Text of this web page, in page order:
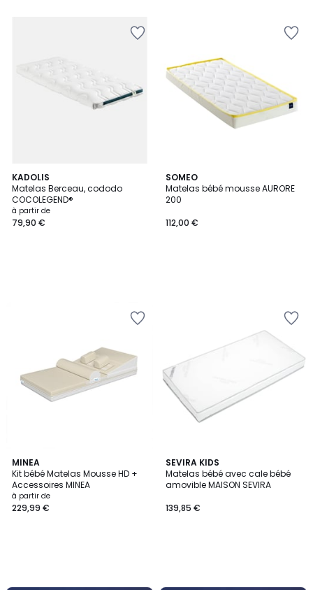
KADOLIS
Matelas Berceau, cododo
COCOLEGEND®
à partir de
79,90 €
SOMEO
Matelas bébé mousse AURORE
200
112,00 €
MINEA
Kit bébé Matelas Mousse HD +
Accessoires MINEA
à partir de
229,99 €
SEVIRA KIDS
Matelas bébé avec cale bébé
amovible MAISON SEVIRA
139,85 €